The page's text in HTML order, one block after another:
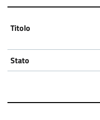
0
-
P
r
o